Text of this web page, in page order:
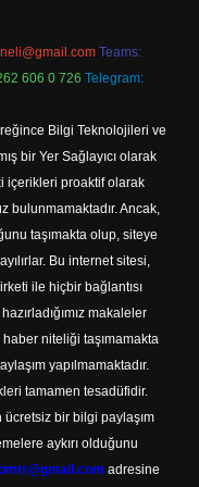
Teams:
606 0 726 Telegram:
Bilgi Teknolojileri ve
bir Yer Sağlayıcı olarak
içerikleri proaktif olarak
bulunmamaktadır. Ancak,
taşımakta olup, siteye
Bu internet sitesi,
ile hiçbir bağlantısı
makaleler
niteliği taşımamakta
yapılmamaktadır.
tamamen tesadüfidir.
ücretsiz bir bilgi paylaşım
aykırı olduğunu
adresine